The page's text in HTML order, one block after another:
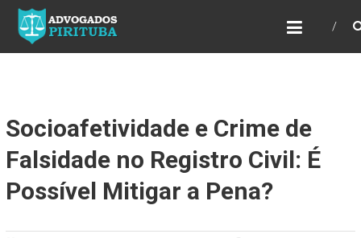
ADVOGADOS PIRITUBA
Precisando de advogado? Entre em contato!
Fazemos toda a assessoria que você
Socioafetividade e Crime de
Falsidade no Registro Civil: É
Possível Mitigar a Pena?